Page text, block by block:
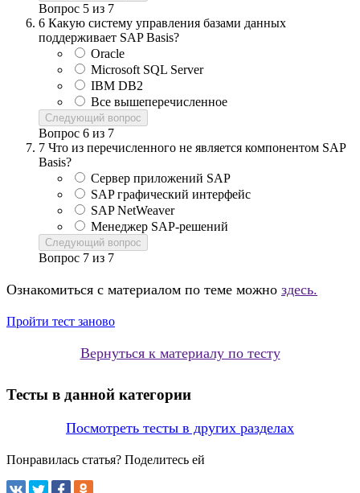
Вопрос 5 из 7
6 Какую систему управления базами данных
поддерживает SAP Basis?
Oracle
Microsoft SQL Server
IBM DB2
Все вышеперечисленное
Следующий вопрос
Вопрос 6 из 7
7 Что из перечисленного не является компонентом SAP
Basis?
Сервер приложений SAP
SAP графический интерфейс
SAP NetWeaver
Менеджер SAP-решений
Следующий вопрос
Вопрос 7 из 7
Ознакомиться с материалом по теме можно здесь.
Пройти тест заново
Вернуться к материалу по тесту
Тесты в данной категории
Посмотреть тесты в других разделах
Понравилась статья? Поделитесь ей